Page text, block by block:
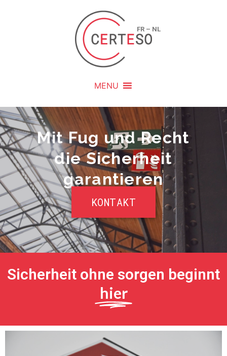
MENU
FR – NL
Mit Fug und Recht
die Sicherheit
garantieren
KONTAKT
Sicherheit ohne sorgen beginnt
hier